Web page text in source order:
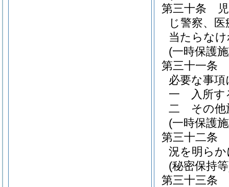
第三十条
じ警察、
当たらな
(一時保護
第三十一条
必要な事
一
入所
二
その
(一時保護
第三十二条
況を明ら
(秘密保持
第三十三条